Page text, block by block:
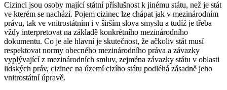
Cizinci jsou osoby mající státní příslušnost k jinému státu, než je stát
ve kterém se nachází. Pojem cizinec lze chápat jak v mezinárodním
právu, tak ve vnitrostátním i v širším slova smyslu a tudíž je třeba
vždy interpretovat na základě konkrétního mezinárodního
dokumentu. Co je ale hlavní je skutečnost, že ačkoliv stát musí
respektovat normy obecného mezinárodního práva a závazky
vyplývající z mezinárodních smluv, zejména závazky státu v oblasti
lidských práv, cizinec na území cizího státu podléhá zásadně jeho
vnitrostátní úpravě.